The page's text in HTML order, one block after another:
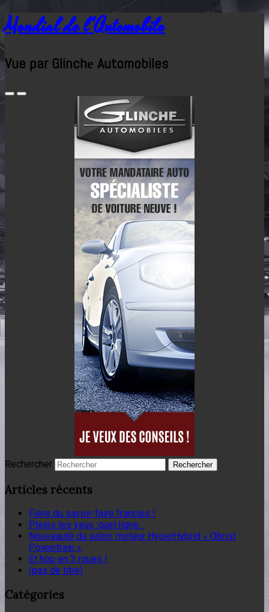
Mondial de l'Automobile
Vue par Glinchе Automobiles
Rechercher
Articles récents
Fière du savoir-faire français !
Pleins les yeux :quel ligne…
Nouveauté du salon: moteur HyperHybrid « Obrist
Powertrain »
Et hop en 3 roues !
(pas de titre)
Catégories